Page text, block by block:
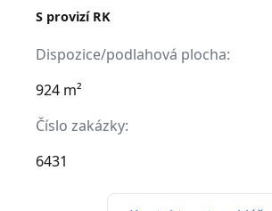
S provizí RK
Dispozice/podlahová plocha:
924 m²
Číslo zakázky:
6431